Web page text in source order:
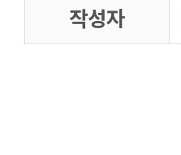
작성자